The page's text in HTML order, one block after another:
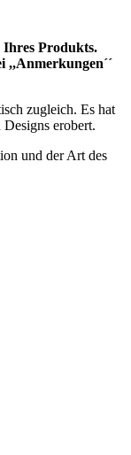
Ihres Produkts.
,,Anmerkungen´´
zugleich. Es hat
erobert.
und der Art des